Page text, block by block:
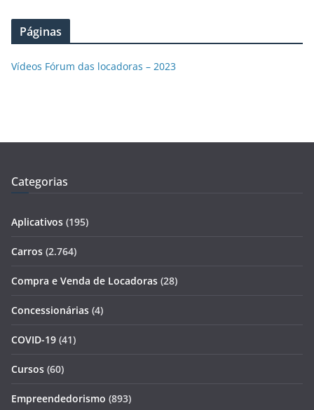
Páginas
Vídeos Fórum das locadoras – 2023
Categorias
Aplicativos (195)
Carros (2.764)
Compra e Venda de Locadoras (28)
Concessionárias (4)
COVID-19 (41)
Cursos (60)
Empreendedorismo (893)